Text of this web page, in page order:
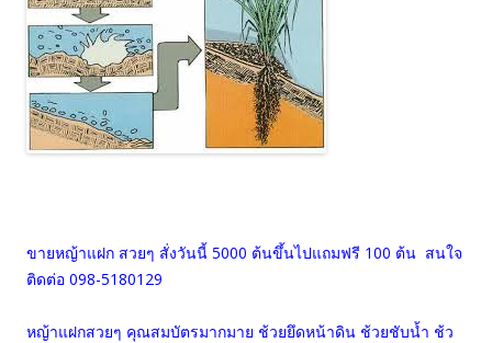
ขายหญ้าแฝก สวยๆ สั่งวันนี้ 5000 ต้นขึ้นไปแถมฟรี 100 ต้น สนใจ
ติดต่อ 098-5180129
หญ้าแฝกสวยๆ คุณสมบัตรมากมาย ช้วยยึดหน้าดิน ช้วยชับน้ำ ช้ว